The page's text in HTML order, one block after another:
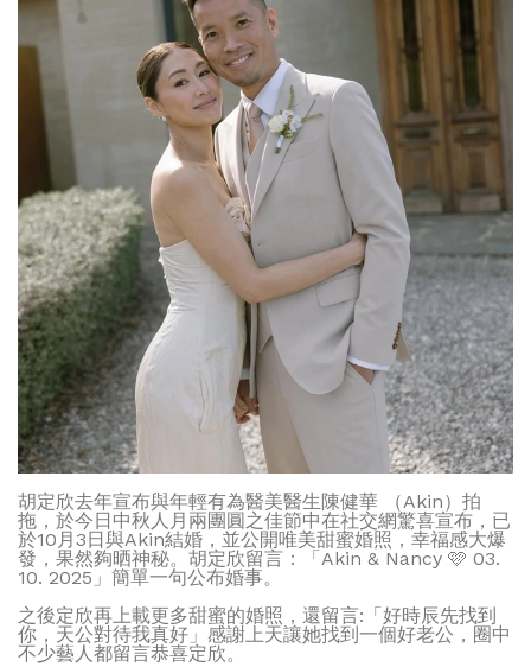
胡定欣去年宣布與年輕有為醫美醫生陳健華 （Akin）拍
拖，於今日中秋人月兩團圓之佳節中在社交網驚喜宣布，已
於10月3日與Akin結婚，並公開唯美甜蜜婚照，幸福感大爆
發，果然夠晒神秘。胡定欣留言：「Akin & Nancy 🩷 03.
10. 2025」簡單一句公布婚事。
之後定欣再上載更多甜蜜的婚照，還留言:「好時辰先找到
你，天公對待我真好」感謝上天讓她找到一個好老公，圈中
不少藝人都留言恭喜定欣。